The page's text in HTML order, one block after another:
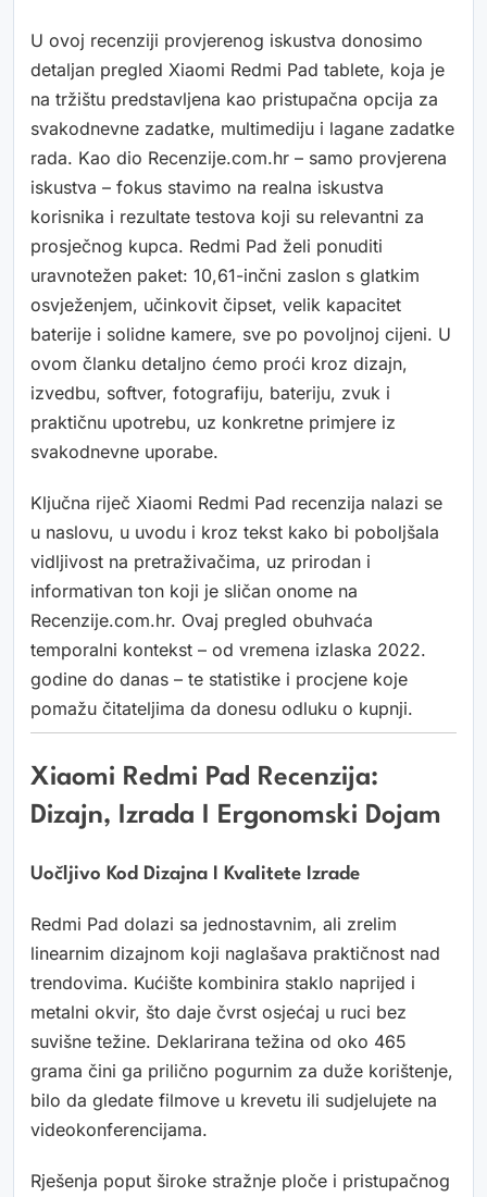
U ovoj recenziji provjerenog iskustva donosimo
detaljan pregled Xiaomi Redmi Pad tablete, koja je
na tržištu predstavljena kao pristupačna opcija za
svakodnevne zadatke, multimediju i lagane zadatke
rada. Kao dio Recenzije.com.hr – samo provjerena
iskustva – fokus stavimo na realna iskustva
korisnika i rezultate testova koji su relevantni za
prosječnog kupca. Redmi Pad želi ponuditi
uravnotežen paket: 10,61-inčni zaslon s glatkim
osvježenjem, učinkovit čipset, velik kapacitet
baterije i solidne kamere, sve po povoljnoj cijeni. U
ovom članku detaljno ćemo proći kroz dizajn,
izvedbu, softver, fotografiju, bateriju, zvuk i
praktičnu upotrebu, uz konkretne primjere iz
svakodnevne uporabe.
Ključna riječ Xiaomi Redmi Pad recenzija nalazi se
u naslovu, u uvodu i kroz tekst kako bi poboljšala
vidljivost na pretraživačima, uz prirodan i
informativan ton koji je sličan onome na
Recenzije.com.hr. Ovaj pregled obuhvaća
temporalni kontekst – od vremena izlaska 2022.
godine do danas – te statistike i procjene koje
pomažu čitateljima da donesu odluku o kupnji.
Xiaomi Redmi Pad Recenzija:
Dizajn, Izrada I Ergonomski Dojam
Uočljivo Kod Dizajna I Kvalitete Izrade
Redmi Pad dolazi sa jednostavnim, ali zrelim
linearnim dizajnom koji naglašava praktičnost nad
trendovima. Kućište kombinira staklo naprijed i
metalni okvir, što daje čvrst osjećaj u ruci bez
suvišne težine. Deklarirana težina od oko 465
grama čini ga prilično pogurnim za duže korištenje,
bilo da gledate filmove u krevetu ili sudjelujete na
videokonferencijama.
Rješenja poput široke stražnje ploče i pristupačnog